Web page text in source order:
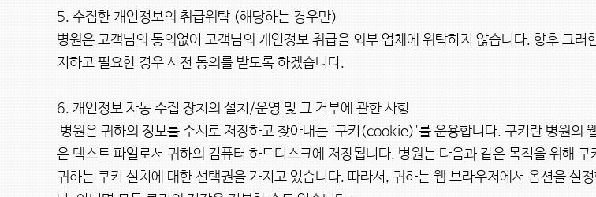
5. 수집한 개인정보의 취급위탁 (해당하는 경우만)
병원은 고객님의 동의없이 고객님의 개인정보 취급을 외부 업체에 위탁하지 않습니다. 향후 그
지하고 필요한 경우 사전 동의를 받도록 하겠습니다.
6. 개인정보 자동 수집 장치의 설치/운영 및 그 거부에 관한 사항
은 텍스트 파일로서 귀하의 컴퓨터 하드디스크에 저장됩니다. 병원는 다음과 같은 목적을 위해 쿠
귀하는 쿠키 설치에 대한 선택권을 가지고 있습니다. 따라서, 귀하는 웹 브라우저에서 옵션을 설